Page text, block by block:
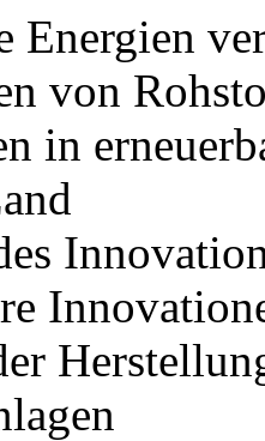
Energien
von
in